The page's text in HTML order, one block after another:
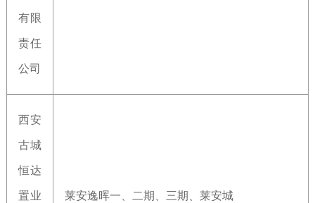
有限
责任
公司
西安
古城
恒达
置业 莱安逸晖一、二期、三期、莱安城